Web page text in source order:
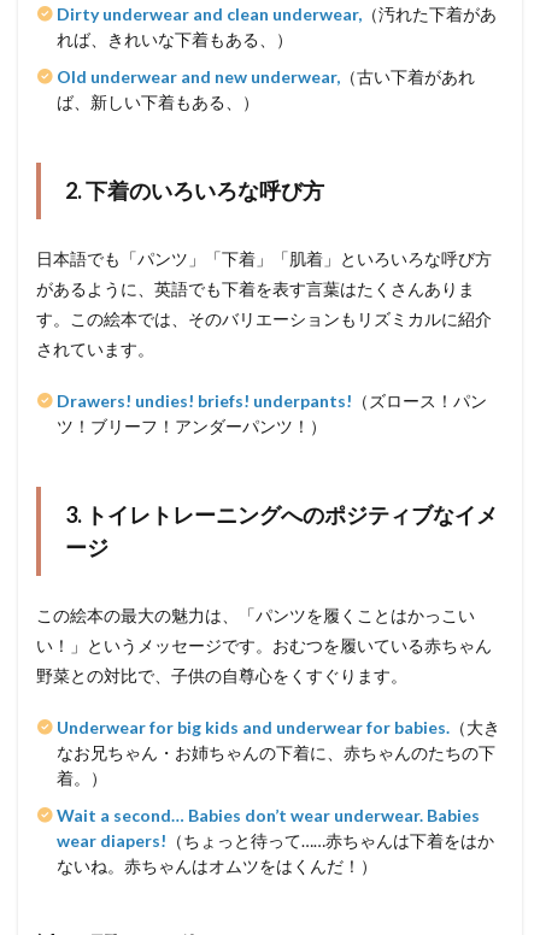
Dirty underwear and clean underwear, （汚れた下着があ
れば、きれいな下着もある、）
Old underwear and new underwear, （古い下着があれ
ば、新しい下着もある、）
2. 下着のいろいろな呼び方
日本語でも「パンツ」「下着」「肌着」といろいろな呼び方
があるように、英語でも下着を表す言葉はたくさんありま
す。この絵本では、そのバリエーションもリズミカルに紹介
されています。
Drawers! undies! briefs! underpants! （ズロース！パン
ツ！ブリーフ！アンダーパンツ！）
3. トイレトレーニングへのポジティブなイメ
ージ
この絵本の最大の魅力は、「パンツを履くことはかっこい
い！」というメッセージです。おむつを履いている赤ちゃん
野菜との対比で、子供の自尊心をくすぐります。
Underwear for big kids and underwear for babies. （大き
なお兄ちゃん・お姉ちゃんの下着に、赤ちゃんのたちの下
着。）
Wait a second… Babies don’t wear underwear. Babies
wear diapers! （ちょっと待って……赤ちゃんは下着をはか
ないね。赤ちゃんはオムツをはくんだ！）